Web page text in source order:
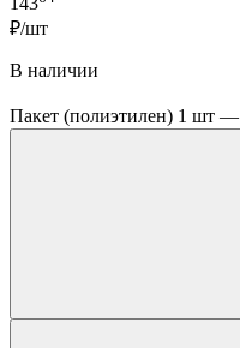
₽/шт
В наличии
Пакет (полиэтилен) 1 шт —